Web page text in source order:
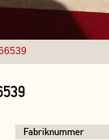
Fabriknummer